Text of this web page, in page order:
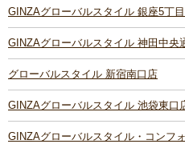
GINZAグローバルスタイル 銀座5丁
GINZAグローバルスタイル 神田中央
グローバルスタイル 新宿南口店
GINZAグローバルスタイル 池袋東口
GINZAグローバルスタイル・コンフ